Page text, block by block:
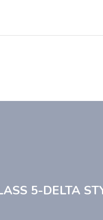
5-DELTA